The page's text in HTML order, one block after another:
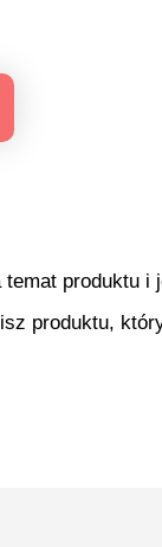
produktu i
produktu,